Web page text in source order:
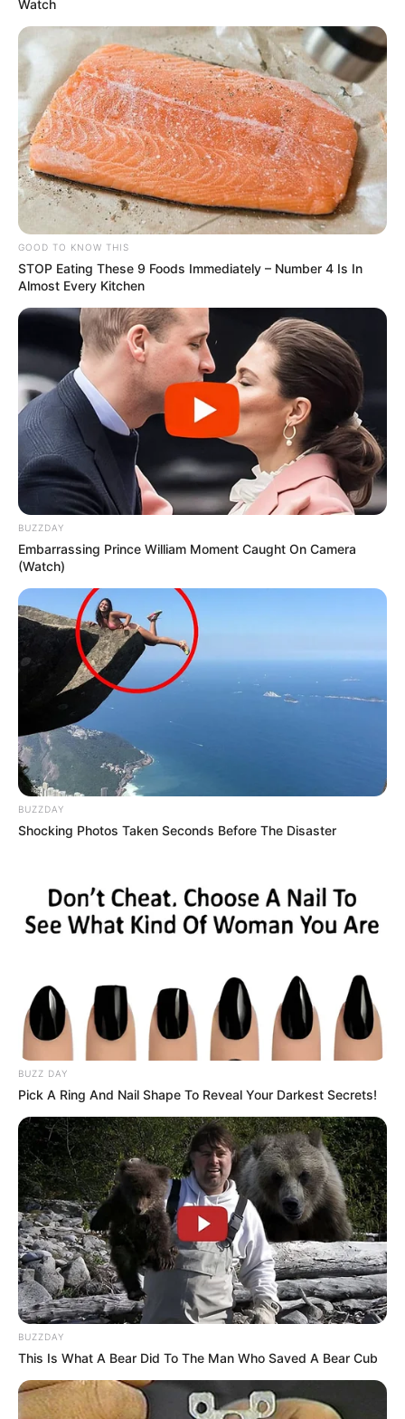
Watch
GOOD TO KNOW THIS
STOP Eating These 9 Foods Immediately – Number 4 Is In
Almost Every Kitchen
BUZZDAY
Embarrassing Prince William Moment Caught On Camera
(Watch)
BUZZDAY
Shocking Photos Taken Seconds Before The Disaster
BUZZ DAY
Pick A Ring And Nail Shape To Reveal Your Darkest Secrets!
BUZZDAY
This Is What A Bear Did To The Man Who Saved A Bear Cub